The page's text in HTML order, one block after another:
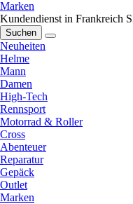
Marken
Kundendienst in Frankreich
Suchen
Neuheiten
Helme
Mann
Damen
High-Tech
Rennsport
Motorrad & Roller
Cross
Abenteuer
Reparatur
Gepäck
Outlet
Marken